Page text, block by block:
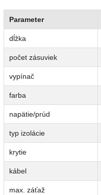
Parameter
dĺžka
počet zásuviek
vypínač
farba
napätie/prúd
typ izolácie
krytie
kábel
max. záťaž